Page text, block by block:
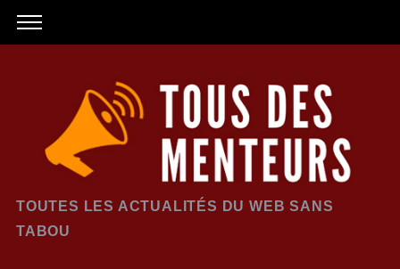
TOUTES LES ACTUALITÉS DU WEB SANS
TABOU